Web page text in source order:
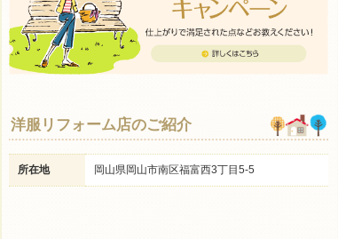
洋服リフォーム店のご紹介
所在地 岡山県岡山市南区福富西3丁目5-5